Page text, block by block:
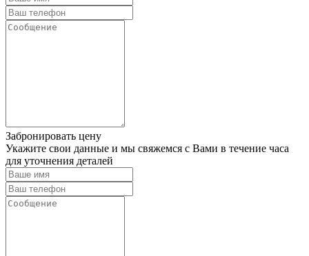
Забронировать цену
Укажите свои данные и мы свяжемся с Вами в течение часа
для уточнения деталей